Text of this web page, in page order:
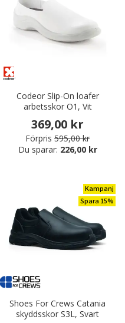
Codeor Slip-On loafer
arbetsskor O1, Vit
369,00 kr
Förpris 595,00 kr
Du sparar: 226,00 kr
Kampanj
Spara 15%
Shoes For Crews Catania
skyddsskor S3L, Svart